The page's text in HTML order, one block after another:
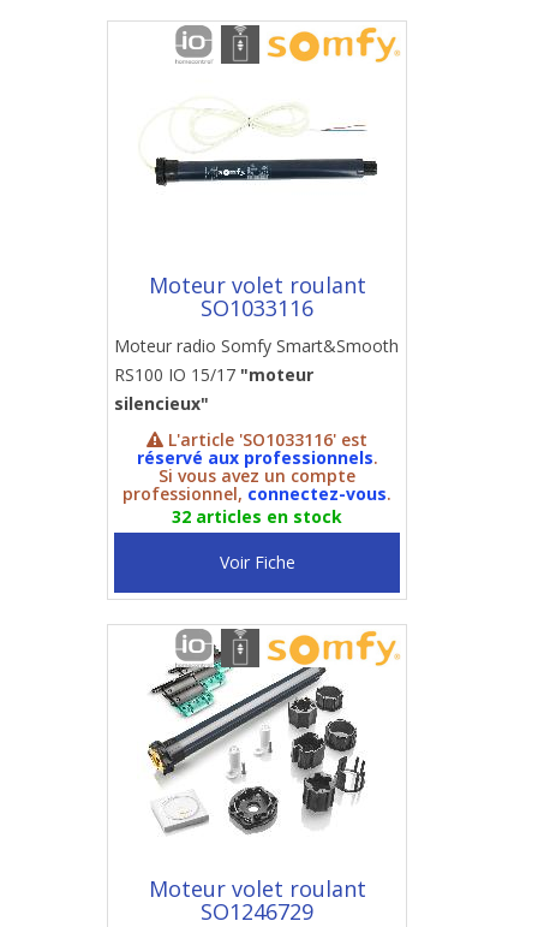
Moteur volet roulant
SO1033116
Moteur radio Somfy Smart&Smooth
RS100 IO 15/17 "moteur
silencieux"
L'article 'SO1033116' est
réservé aux professionnels.
Si vous avez un compte
professionnel, connectez-vous.
32 articles en stock
Voir Fiche
Moteur volet roulant
SO1246729